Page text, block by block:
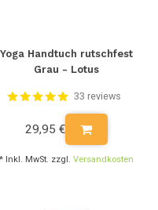
Yoga Handtuch rutschfest
Grau - Lotus
33 reviews
29,95 €
* Inkl. MwSt. zzgl. Versandkosten